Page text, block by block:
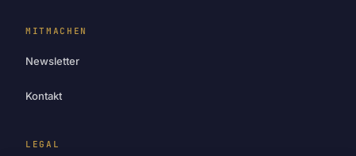
MITMACHEN
Newsletter
Kontakt
LEGAL